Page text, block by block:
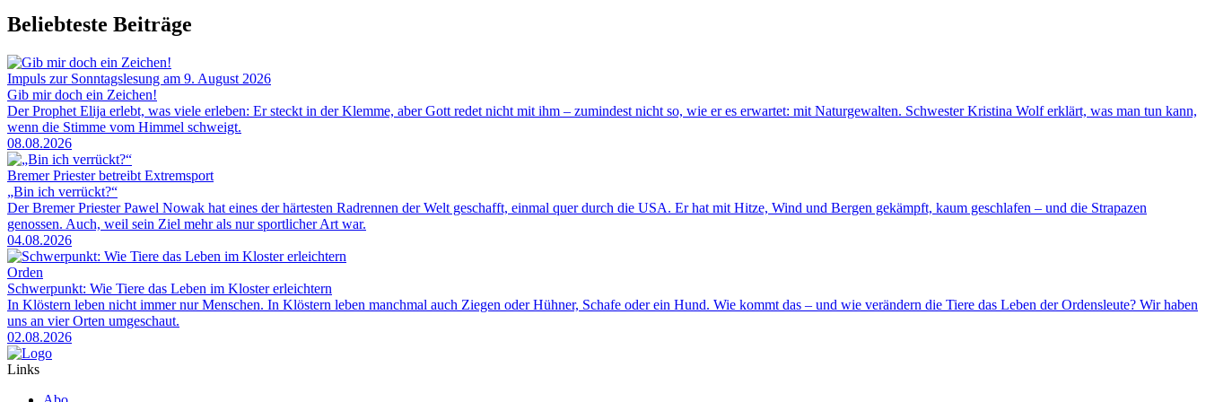
Beliebteste Beiträge
Impuls zur Sonntagslesung am 9. August 2026
Gib mir doch ein Zeichen!
Der Prophet Elija erlebt, was viele erleben: Er steckt in der Klemme, aber Gott redet nicht mit ihm – zumindest nicht so, wie er es erwartet: mit Naturgewalten. Schwester Kristina Wolf erklärt, was man tun kann,
wenn die Stimme vom Himmel schweigt.
08.08.2026
Bremer Priester betreibt Extremsport
„Bin ich verrückt?“
Der Bremer Priester Pawel Nowak hat eines der härtesten Radrennen der Welt geschafft, einmal quer durch die USA. Er hat mit Hitze, Wind und Bergen gekämpft, kaum geschlafen – und die Strapazen
genossen. Auch, weil sein Ziel mehr als nur sportlicher Art war.
04.08.2026
Orden
Schwerpunkt: Wie Tiere das Leben im Kloster erleichtern
In Klöstern leben nicht immer nur Menschen. In Klöstern leben manchmal auch Ziegen oder Hühner, Schafe oder ein Hund. Wie kommt das – und wie verändern die Tiere das Leben der Ordensleute? Wir haben
uns an vier Orten umgeschaut.
02.08.2026
Links